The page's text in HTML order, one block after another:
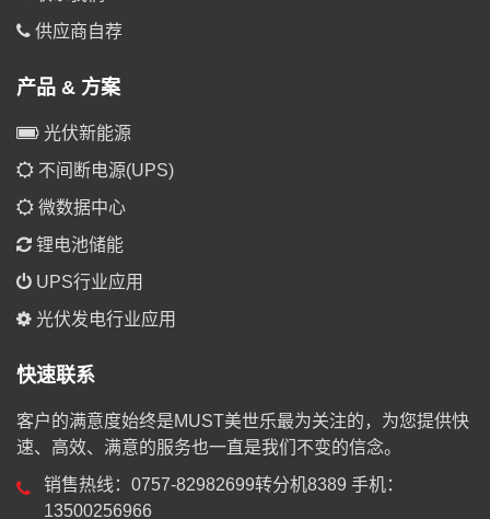
供应商自荐
产品 & 方案
光伏新能源
不间断电源(UPS)
微数据中心
锂电池储能
UPS行业应用
光伏发电行业应用
快速联系
客户的满意度始终是MUST美世乐最为关注的，为您提供快
速、高效、满意的服务也一直是我们不变的信念。
销售热线：0757-82982699转分机8389 手机：
13500256966